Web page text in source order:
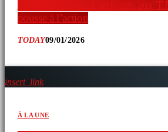
chez les nouveaux arrivants aux
pousse à l’action
TODAY09/01/2026
insert_link
À LA UNE